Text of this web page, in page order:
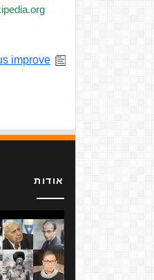
improve
אודות